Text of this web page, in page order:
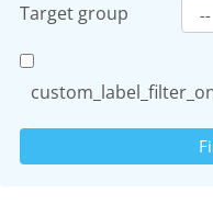
Target group